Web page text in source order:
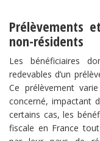
​Prélèvements
non-résidents​
Les bénéficiaires
redevables d’un
Ce prélèvement
concerné, impactant
certains cas, les
fiscale en France